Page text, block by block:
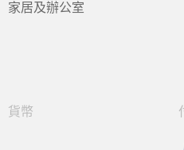
家居及辦公室
貨幣